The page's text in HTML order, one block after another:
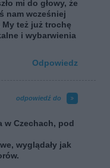
mi do głowy, że
nam wcześniej
My też już trochę
i wybarwienia
Odpowiedz
odpowiedź do
w Czechach, pod
wyglądały jak